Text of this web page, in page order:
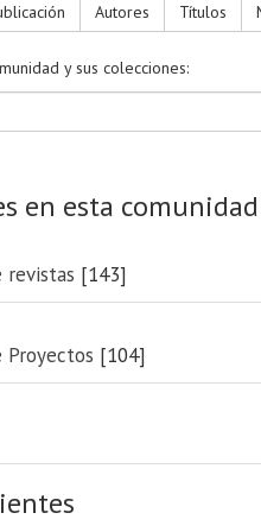
Autores Títulos
y sus colecciones:
en esta comunidad
[143]
[104]